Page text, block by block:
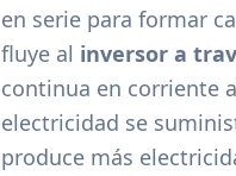
en serie para formar
fluye al inversor a
continua en corriente
electricidad se
produce más